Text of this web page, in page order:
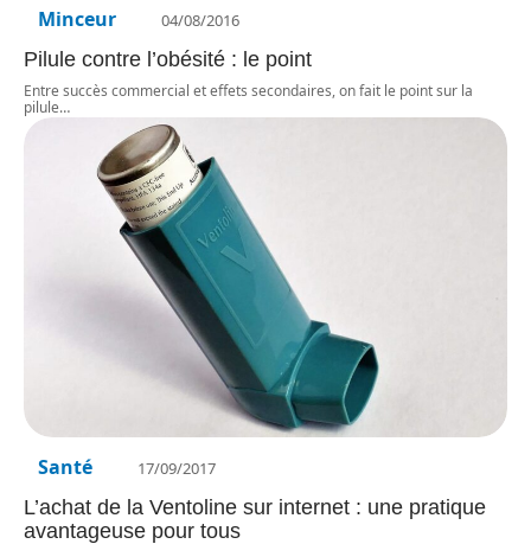
Minceur 04/08/2016
Pilule contre l’obésité : le point
Entre succès commercial et effets secondaires, on fait le point sur la
pilule…
Santé 17/09/2017
L’achat de la Ventoline sur internet : une pratique
avantageuse pour tous